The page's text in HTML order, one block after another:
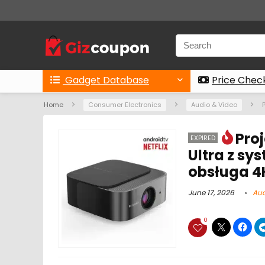
Gadget Database Price
Home Consumer Electronics Audio & Video
EXPIRED
Ultra z
obsługa
June 17, 2026
0